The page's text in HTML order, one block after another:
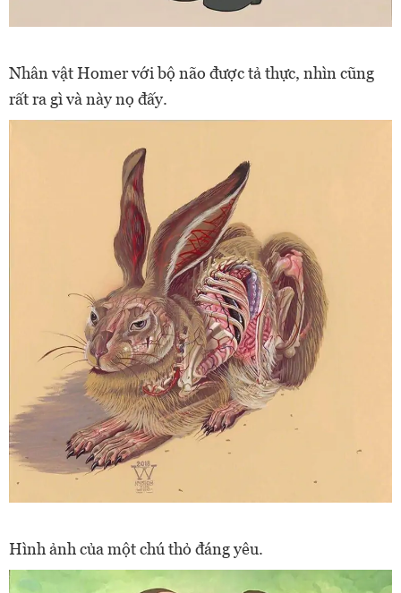
Nhân vật Homer với bộ não được tả thực, nhìn cũng
rất ra gì và này nọ đấy.
Hình ảnh của một chú thỏ đáng yêu.